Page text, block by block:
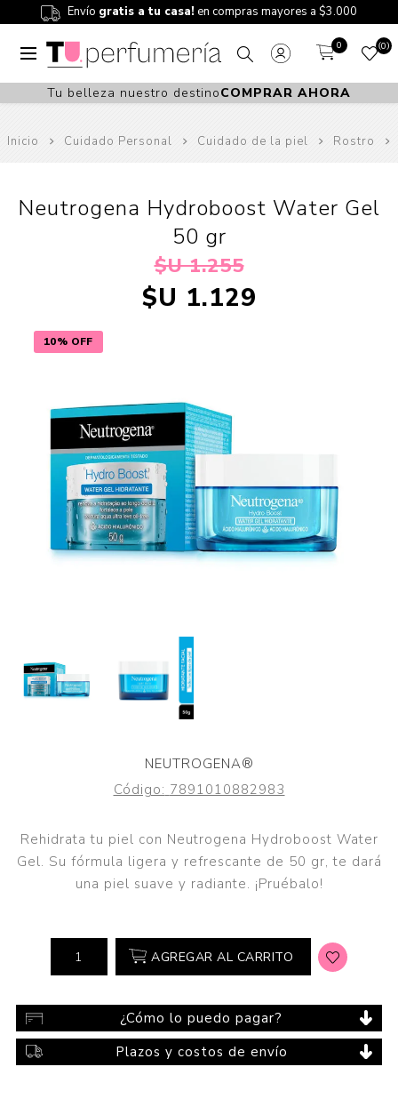
Envío gratis a tu casa! en compras mayores a $3.000
0 0
Tu belleza nuestro destinoCOMPRAR AHORA
Inicio Cuidado Personal Cuidado de la piel Rostro
10% OFF
Neutrogena Hydroboost Water Gel
50 gr
$U 1.255
$U 1.129
NEUTROGENA®
Código: 7891010882983
Rehidrata tu piel con Neutrogena Hydroboost Water
Gel. Su fórmula ligera y refrescante de 50 gr, te dará
una piel suave y radiante. ¡Pruébalo!
AGREGAR AL CARRITO
¿Cómo lo puedo pagar?
Plazos y costos de envío